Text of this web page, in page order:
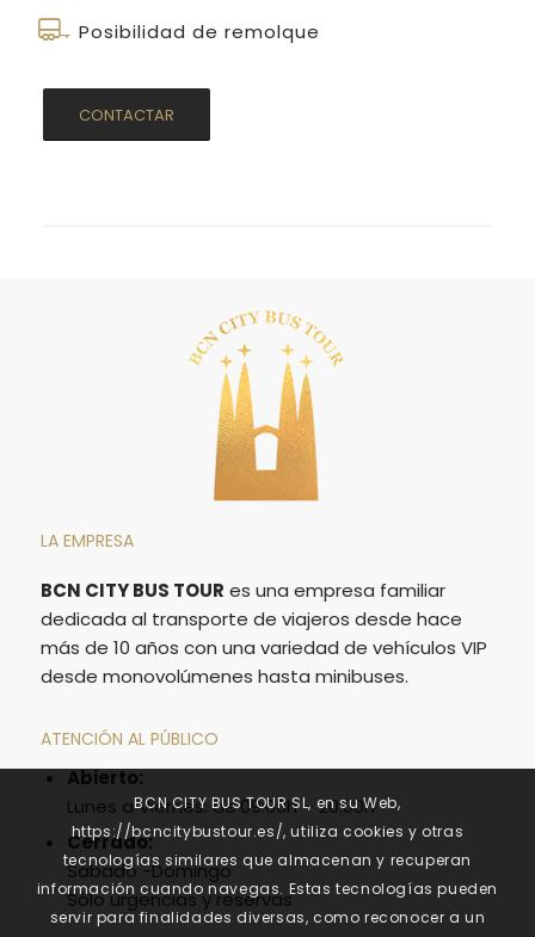
Posibilidad de remolque
CONTACTAR
LA EMPRESA
BCN CITY BUS TOUR es una empresa familiar
dedicada al transporte de viajeros desde hace
más de 10 años con una variedad de vehículos VIP
desde monovolúmenes hasta minibuses.
ATENCIÓN AL PÚBLICO
Abierto:
Lunes a Viernes: de09:00h – 20:00h
Cerrado:
Sábado -Domingo
Sólo urgencias y reservas
BCN CITY BUS TOUR SL, en su Web,
https://bcncitybustour.es/, utiliza cookies y otras
tecnologías similares que almacenan y recuperan
información cuando navegas. Estas tecnologías pueden
servir para finalidades diversas, como reconocer a un